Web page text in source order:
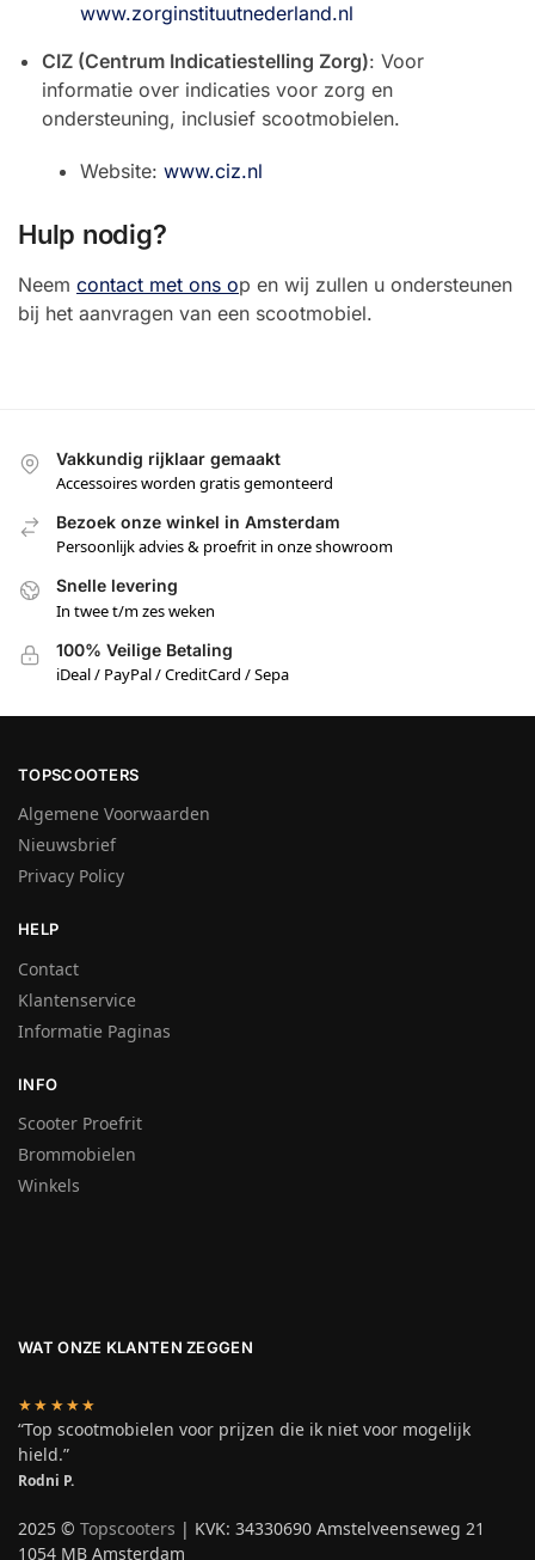
www.zorginstituutnederland.nl
CIZ (Centrum Indicatiestelling Zorg): Voor
informatie over indicaties voor zorg en
ondersteuning, inclusief scootmobielen.
Website: www.ciz.nl
Hulp nodig?
Neem contact met ons op en wij zullen u ondersteunen
bij het aanvragen van een scootmobiel.
Vakkundig rijklaar gemaakt
Accessoires worden gratis gemonteerd
Bezoek onze winkel in Amsterdam
Persoonlijk advies & proefrit in onze showroom
Snelle levering
In twee t/m zes weken
100% Veilige Betaling
iDeal / PayPal / CreditCard / Sepa
TOPSCOOTERS
Algemene Voorwaarden
Nieuwsbrief
Privacy Policy
HELP
Contact
Klantenservice
Informatie Paginas
INFO
Scooter Proefrit
Brommobielen
Winkels
WAT ONZE KLANTEN ZEGGEN
★★★★★
“Top scootmobielen voor prijzen die ik niet voor mogelijk
hield.”
Rodni P.
2025 © Topscooters | KVK: 34330690 Amstelveenseweg 21
1054 MB Amsterdam